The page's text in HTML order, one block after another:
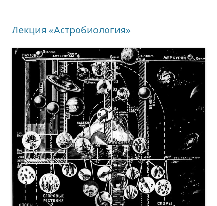
Лекция «Астробиология»